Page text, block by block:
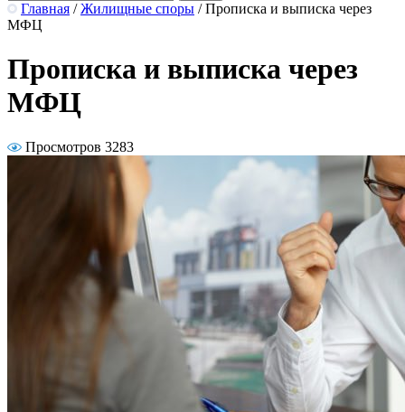
Главная / Жилищные споры / Прописка и выписка через
МФЦ
Прописка и выписка через
МФЦ
Просмотров 3283